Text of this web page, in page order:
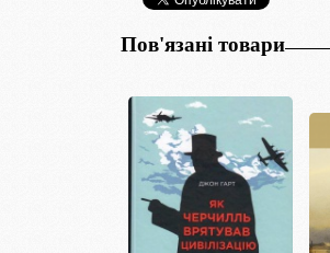
Пов'язані товари